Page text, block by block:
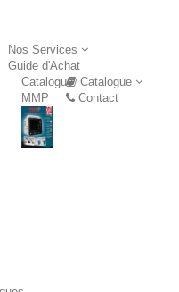
Nos Services
Guide d'Achat
Catalogue
Catalogue
MMP
Contact